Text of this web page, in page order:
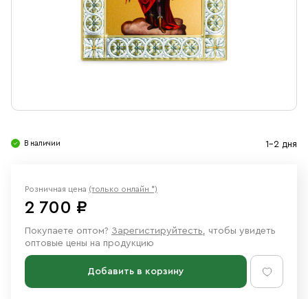
Ювелирные изделия
В наличии 1-2 дня
Розничная цена (только онлайн *)
2 700 ₽
Покупаете оптом? Зарегистируйтесть, чтобы увидеть
оптовые цены на продукцию
Добавить в корзину